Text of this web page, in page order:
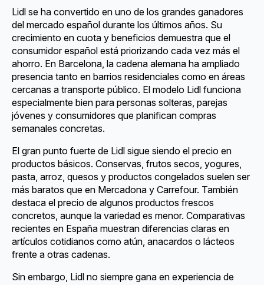
Lidl se ha convertido en uno de los grandes ganadores
del mercado español durante los últimos años. Su
crecimiento en cuota y beneficios demuestra que el
consumidor español está priorizando cada vez más el
ahorro. En Barcelona, la cadena alemana ha ampliado
presencia tanto en barrios residenciales como en áreas
cercanas a transporte público. El modelo Lidl funciona
especialmente bien para personas solteras, parejas
jóvenes y consumidores que planifican compras
semanales concretas.
El gran punto fuerte de Lidl sigue siendo el precio en
productos básicos. Conservas, frutos secos, yogures,
pasta, arroz, quesos y productos congelados suelen ser
más baratos que en Mercadona y Carrefour. También
destaca el precio de algunos productos frescos
concretos, aunque la variedad es menor. Comparativas
recientes en España muestran diferencias claras en
artículos cotidianos como atún, anacardos o lácteos
frente a otras cadenas.
Sin embargo, Lidl no siempre gana en experiencia de